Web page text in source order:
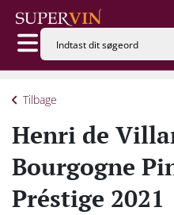
Tilbage
Henri de
Bourgogne
Préstige 2021